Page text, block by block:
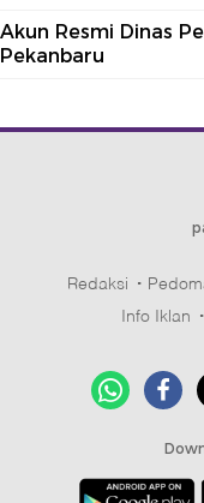
Akun Resmi Dinas
Pekanbaru
Redaksi
Info Iklan